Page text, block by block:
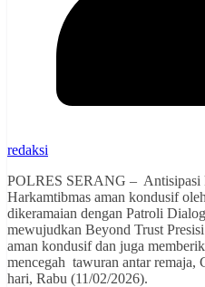
redaksi
POLRES SERANG – Antisipasi
Harkamtibmas aman kondusif
dikeramaian dengan Patroli
mewujudkan Beyond Trust
aman kondusif dan juga
mencegah tawuran antar remaja,
hari, Rabu (11/02/2026).